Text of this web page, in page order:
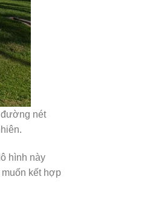
đường nét
hình này
kết hợp